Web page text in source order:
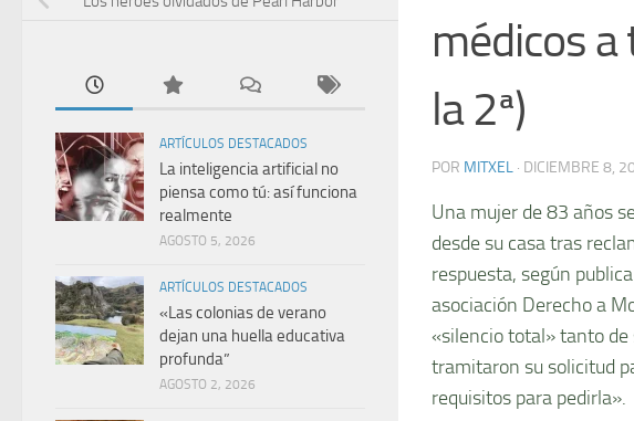
médicos
la 2ª)
POR MITXEL · DICIEMBRE 8,
Una mujer de 83 años
desde su casa tras
respuesta, según
asociación Derecho a
«silencio total» tanto de
tramitaron su solicitud
requisitos para pedirla».
ARTÍCULOS DESTACADOS
La inteligencia artificial no
piensa como tú: así funciona
realmente
AGOSTO 5, 2026
ARTÍCULOS DESTACADOS
«Las colonias de verano
dejan una huella educativa
profunda”
AGOSTO 2, 2026